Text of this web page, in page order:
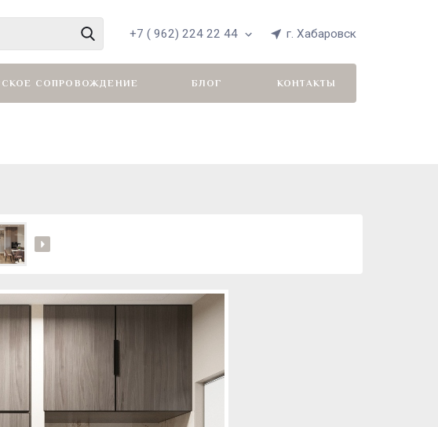
+7 ( 962) 224 22 44 г. Хабаровск
СОПРОВОЖДЕНИЕ БЛОГ КОНТАКТЫ